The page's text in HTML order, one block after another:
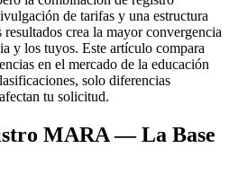
de tarifas y una estructura
crea la mayor convergencia
y los tuyos. Este artículo compara
en el mercado de la educación
solo diferencias
tu solicitud.
MARA — La Base